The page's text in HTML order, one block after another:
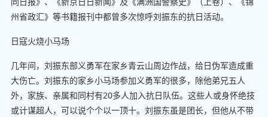
州省政汇》等书籍报刊中都曾多次惊呼刘振东的抗日活动。
日寇火烧小马场
几年间，刘振东部义勇军在家乡青云山周边作战，给日伪军造成重
大伤亡。刘振东的家乡小马场参加义勇军的很多，除他弟兄五人
外，家族、亲属和同村有20多人加入抗日队伍。这些人或身怀绝技
或计谋超人，可以说个个以一顶十。刘振东虽是团长，但他从不带